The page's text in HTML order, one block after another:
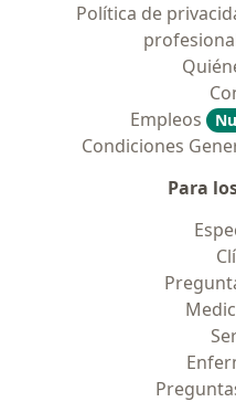
Política de
Empleos
Condiciones
Para